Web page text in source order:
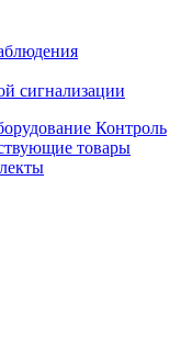
сигнализации
Контроль
товары